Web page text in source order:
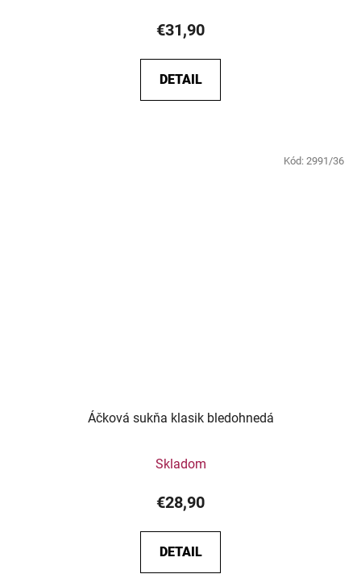
€31,90
DETAIL
Áčková sukňa klasik bledohnedá
Skladom
€28,90
DETAIL
Kód: 2991/36